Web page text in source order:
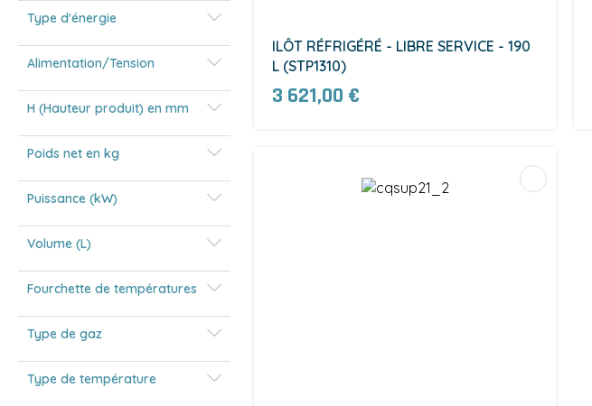
Type d'énergie
Alimentation/Tension
H (Hauteur produit) en mm
Poids net en kg
Puissance (kW)
Volume (L)
Fourchette de températures
Type de gaz
Type de température
ILÔT RÉFRIGÉRÉ - LIBRE SERVICE - 190
L (STP1310)
3 621,00 €